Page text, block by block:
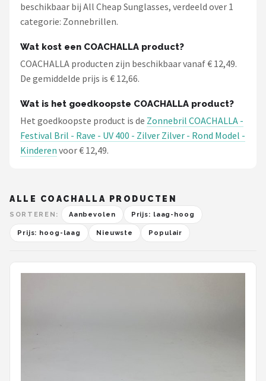
beschikbaar bij All Cheap Sunglasses, verdeeld over 1
categorie: Zonnebrillen.
Wat kost een COACHALLA product?
COACHALLA producten zijn beschikbaar vanaf € 12,49.
De gemiddelde prijs is € 12,66.
Wat is het goedkoopste COACHALLA product?
Het goedkoopste product is de Zonnebril COACHALLA -
Festival Bril - Rave - UV 400 - Zilver Zilver - Rond Model -
Kinderen voor € 12,49.
ALLE COACHALLA PRODUCTEN
SORTEREN: Aanbevolen Prijs: laag-hoog
Prijs: hoog-laag Nieuwste Populair